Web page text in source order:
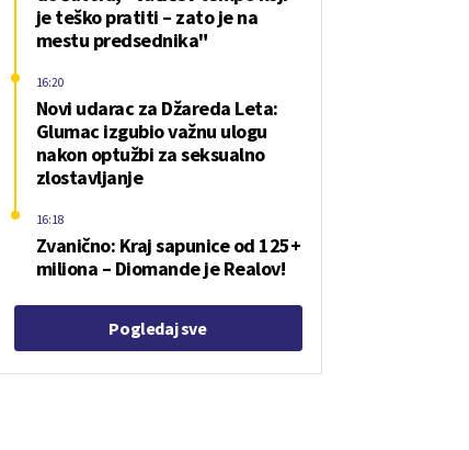
je teško pratiti – zato je na
mestu predsednika"
Novi udarac za Džareda Leta:
Glumac izgubio važnu ulogu
nakon optužbi za seksualno
zlostavljanje
16:20
Zvanično: Kraj sapunice od 125+
miliona – Diomande je Realov!
16:18
Pogledaj sve